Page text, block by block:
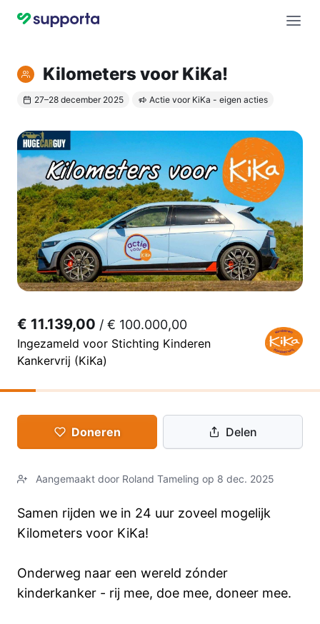
Kilometers voor KiKa!
27–28 december 2025 Actie voor KiKa - eigen acties
€ 11.139,00 / € 100.000,00
Ingezameld voor Stichting Kinderen
Kankervrij (KiKa)
Doneren Delen
Aangemaakt door Roland Tameling op 8 dec. 2025
Samen rijden we in 24 uur zoveel mogelijk
Kilometers voor KiKa!
Onderweg naar een wereld zónder
kinderkanker - rij mee, doe mee, doneer mee.